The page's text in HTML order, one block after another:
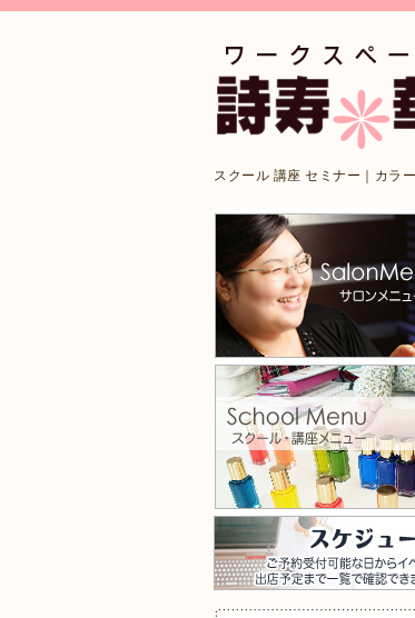
スクール 講座 セミナー｜カラ